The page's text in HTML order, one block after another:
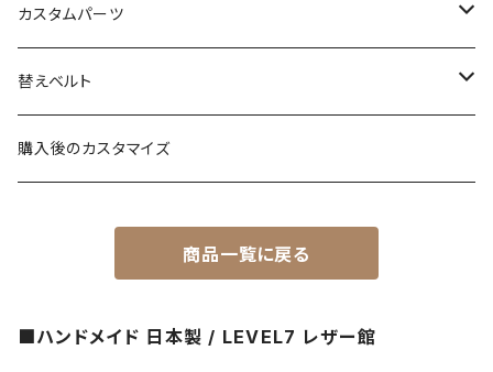
X1文字盤
1ST文字盤
2ND文字盤
C3S文字盤
X1文字盤
1ST文字盤
カスタムパーツ
ケース/ケースバック
CROWN（リューズ）
べセル
替えベルト
レザーベルト
一点モノ-即納（ハンドメイド）
MPGシリーズ
ステンレスベルト
ラバーベルト
購入後のカスタマイズ
商品一覧に戻る
■ハンドメイド 日本製 / LEVEL7 レザー館